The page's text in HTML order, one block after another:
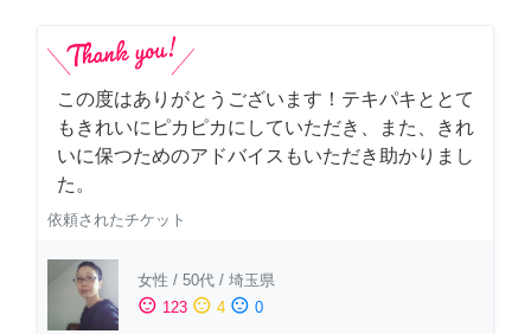
この度はありがとうございます！テキパキととて
もきれいにピカピカにしていただき、また、きれ
いに保つためのアドバイスもいただき助かりまし
た。
依頼されたチケット
女性 / 50代 / 埼玉県
sentiment_satisfied 123 sentiment_neutral 4 sentiment_dissatisfied 0